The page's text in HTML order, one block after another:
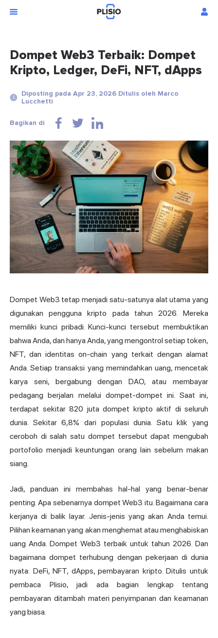
Dompet Web3 Terbaik: Dompet
Kripto, Ledger, DeFi, NFT, dApps
Diposting pada Apr 23, 2026 Ditulis oleh Marco
Lucchetti
Bagikan di
Dompet Web3 tetap menjadi satu-satunya alat utama yang
digunakan pengguna kripto pada tahun 2026. Mereka
memiliki kunci pribadi. Kunci-kunci tersebut membuktikan
bahwa Anda, dan hanya Anda, yang mengontrol setiap token,
NFT, dan identitas on-chain yang terkait dengan alamat
Anda. Setiap transaksi yang memindahkan uang, mencetak
karya seni, bergabung dengan DAO, atau membayar
pedagang berjalan melalui dompet-dompet ini. Saat ini,
terdapat sekitar 820 juta dompet kripto aktif di seluruh
dunia. Sekitar 6,8% dari populasi dunia. Satu klik yang
ceroboh di salah satu dompet tersebut dapat mengubah
portofolio menjadi keuntungan orang lain sebelum makan
siang.
Jadi, panduan ini membahas hal-hal yang benar-benar
penting. Apa sebenarnya dompet Web3 itu. Bagaimana cara
kerjanya di balik layar. Jenis-jenis yang akan Anda temui.
Pilihan keamanan yang akan menghemat atau menghabiskan
uang Anda. Dompet Web3 terbaik untuk tahun 2026. Dan
bagaimana dompet terhubung dengan pekerjaan di dunia
nyata: DeFi, NFT, dApps, pembayaran kripto. Ditulis untuk
pembaca Plisio, jadi ada bagian lengkap tentang
pembayaran ditambah materi penyimpanan dan keamanan
yang biasa.